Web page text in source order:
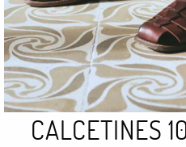
CALCETINES